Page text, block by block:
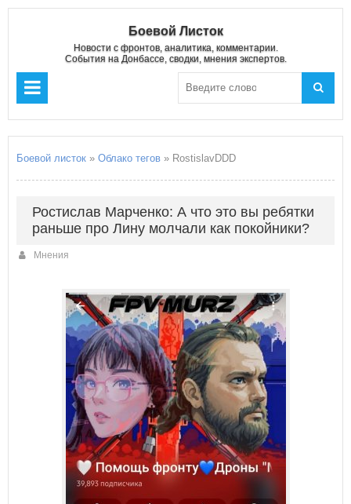
Боевой Листок
Новости с фронтов, аналитика, комментарии.
События на Донбассе, сводки, мнения экспертов.
Боевой листок » Облако тегов » RostislavDDD
Ростислав Марченко: А что это вы ребятки
раньше про Лину молчали как покойники?
Мнения